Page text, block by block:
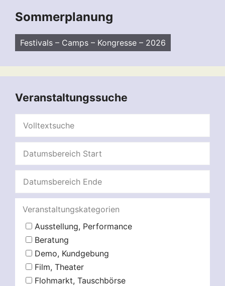
Sommerplanung
Festivals – Camps – Kongresse – 2026
Veranstaltungssuche
Veranstaltungskategorien
Ausstellung, Performance
Beratung
Demo, Kundgebung
Film, Theater
Flohmarkt, Tauschbörse